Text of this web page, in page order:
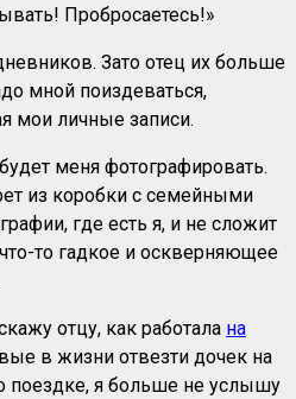
Пробросаетесь!»
Зато отец их больше
мной поиздеваться,
мои личные записи.
меня фотографировать.
из коробки с семейными
где есть я, и не сложит
то гадкое и оскверняющее
отцу, как работала на
в жизни отвезти дочек на
поездке, я больше не услышу